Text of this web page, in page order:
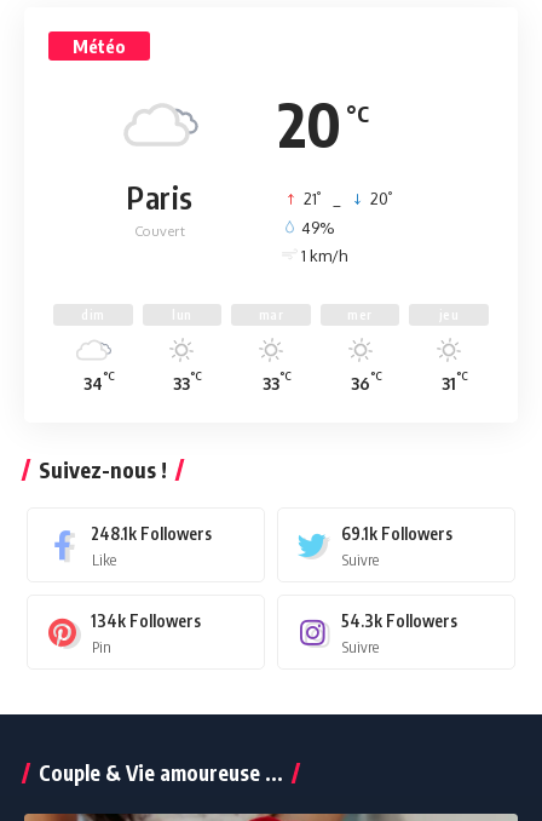
Météo
20 °C
Paris
Couvert
21° 20°
49%
1 km/h
dim
34°C
lun
33°C
mar
33°C
mer
36°C
jeu
31°C
Suivez-nous !
248.1k Followers
Like
69.1k Followers
Suivre
134k Followers
Pin
54.3k Followers
Suivre
Couple & Vie amoureuse ...